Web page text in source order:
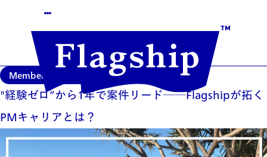
Member Interviews 2025/06/16
"経験ゼロ“から1年で案件リード──Flagshipが拓く
PMキャリアとは？